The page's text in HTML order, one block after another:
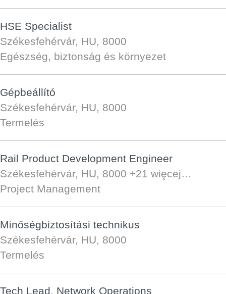
HSE Specialist
Székesfehérvár, HU, 8000
Egészség, biztonság és környezet
Gépbeállító
Székesfehérvár, HU, 8000
Termelés
Rail Product Development Engineer
Székesfehérvár, HU, 8000 +21 więcej…
Project Management
Minőségbiztosítási technikus
Székesfehérvár, HU, 8000
Termelés
Tech Lead, Network Operations